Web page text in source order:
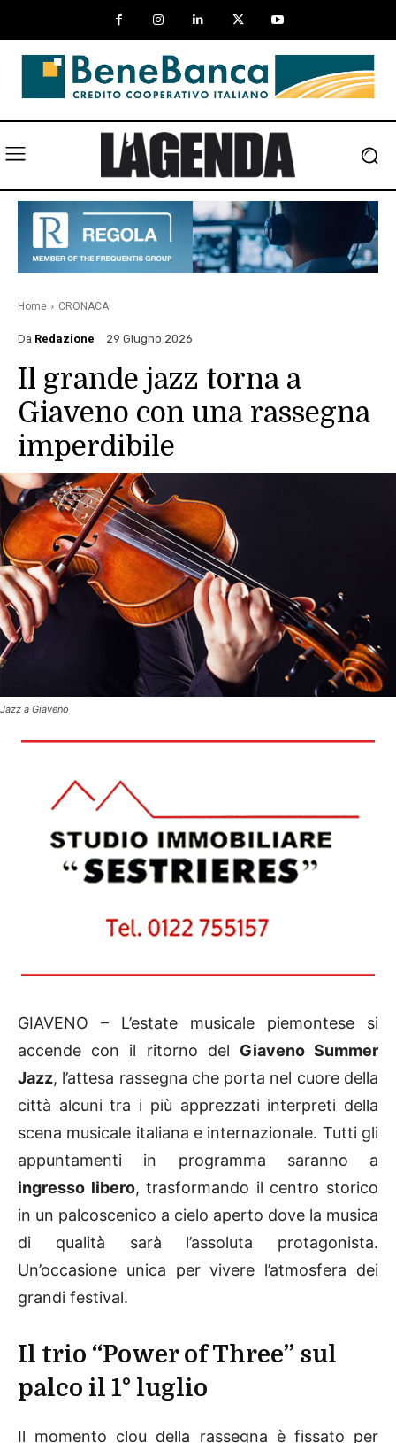
Home CRONACA
Da Redazione 29 Giugno 2026
Il grande jazz torna a
Giaveno con una rassegna
imperdibile
Jazz a Giaveno
GIAVENO – L’estate musicale piemontese si
accende con il ritorno del Giaveno Summer
Jazz, l’attesa rassegna che porta nel cuore della
città alcuni tra i più apprezzati interpreti della
scena musicale italiana e internazionale. Tutti gli
appuntamenti in programma saranno a
ingresso libero, trasformando il centro storico
in un palcoscenico a cielo aperto dove la musica
di qualità sarà l’assoluta protagonista.
Un’occasione unica per vivere l’atmosfera dei
grandi festival.
Il trio “Power of Three” sul
palco il 1° luglio
Il momento clou della rassegna è fissato per